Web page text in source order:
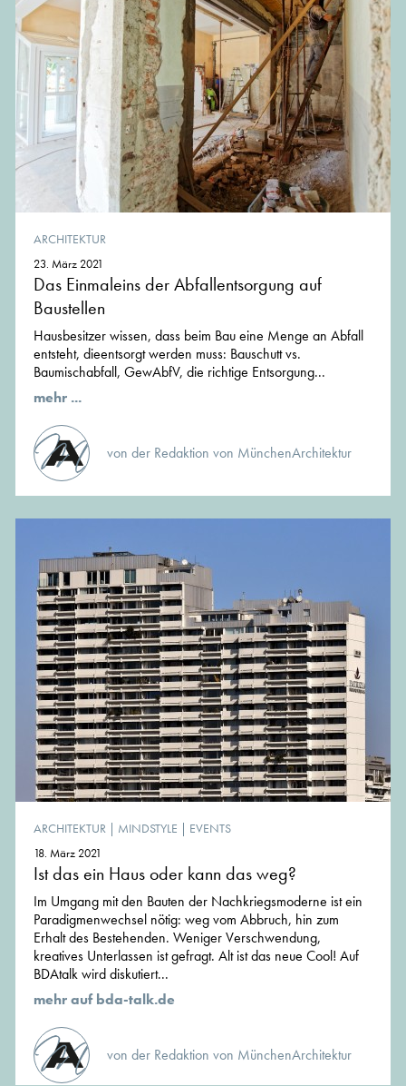
ARCHITEKTUR
23. März 2021
Das Einmaleins der Abfallentsorgung auf
Baustellen
Hausbesitzer wissen, dass beim Bau eine Menge an Abfall
entsteht, dieentsorgt werden muss: Bauschutt vs.
Baumischabfall, GewAbfV, die richtige Entsorgung...
mehr ...
von der Redaktion von MünchenArchitektur
ARCHITEKTUR | MINDSTYLE | EVENTS
18. März 2021
Ist das ein Haus oder kann das weg?
Im Umgang mit den Bauten der Nachkriegsmoderne ist ein
Paradigmenwechsel nötig: weg vom Abbruch, hin zum
Erhalt des Bestehenden. Weniger Verschwendung,
kreatives Unterlassen ist gefragt. Alt ist das neue Cool! Auf
BDAtalk wird diskutiert...
mehr auf bda-talk.de
von der Redaktion von MünchenArchitektur